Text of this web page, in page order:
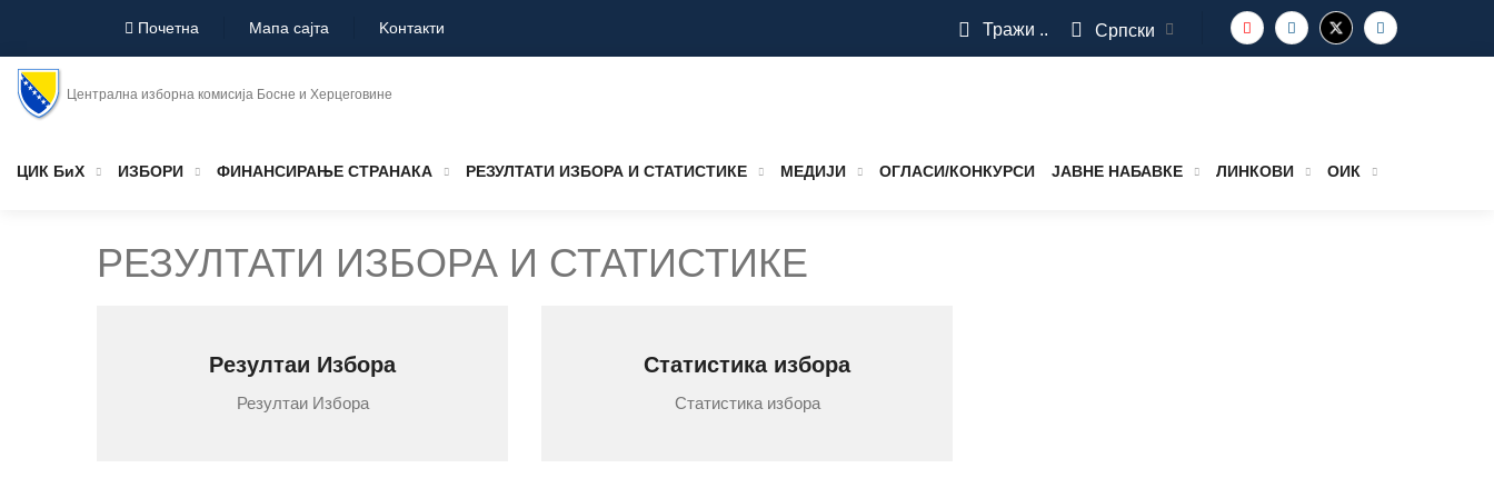
Почетна Мапа сајта Koнтакти Тражи .. Српски
Централна изборна комисија Босне и Херцеговине
ЦИК БиХ ИЗБОРИ ФИНАНСИРАЊЕ СТРАНАКА РЕЗУЛТАТИ ИЗБОРА И СТАТИСТИКЕ МЕДИЈИ ОГЛАСИ/КОНКУРСИ ЈАВНЕ НАБАВКЕ ЛИНКОВИ ОИК
РЕЗУЛТАТИ ИЗБОРА И СТАТИСТИКЕ
Резултаи Избора
Резултаи Избора
Статистика избора
Статистика избора